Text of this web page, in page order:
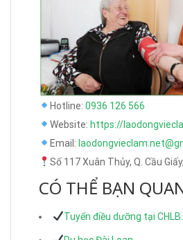
Hotline: 0936 126 566
Website: https://
Email:
Số 117 Xuân Thủy, Q. Cầu
CÓ THỂ BẠN
Tuyển điều dưỡng tại